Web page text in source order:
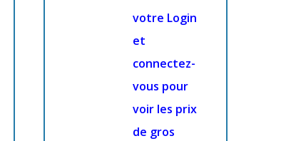
votre Login
et
connectez-
vous pour
voir les prix
de gros